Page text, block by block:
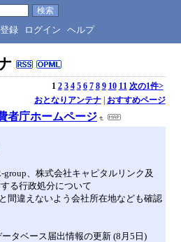
録 ログイン ヘルプ
1 2 3 4 5 6 7 8 9 10 11 次の1件>
おとなりアンテナ| おすすめページ
者庁ホームページ
、株式会社キャピタルリンク及
る行政処分について
間違えないよう会社所在地なども確認
タベース届出情報の更新 (8月5日)